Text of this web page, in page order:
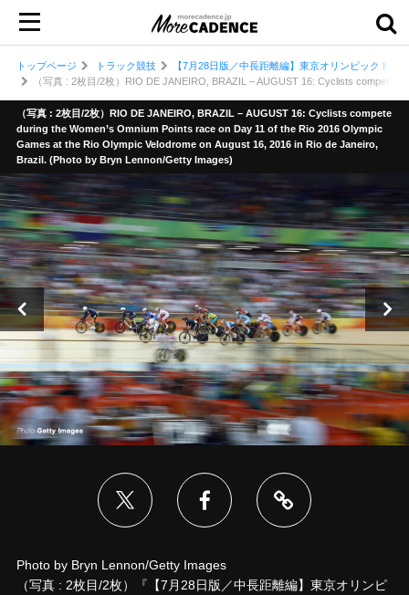
トップページ トラック競技
【7月28日版／中長距離編】東京オリンピックトラ
（写真 : 2枚目/2枚）RIO DE JANEIRO, BRAZIL – AUGUST 16: Cyclists compete
（写真 : 2枚目/2枚）RIO DE JANEIRO, BRAZIL – AUGUST 16: Cyclists compete
during the Women’s Omnium Points race on Day 11 of the Rio 2016 Olympic
Games at the Rio Olympic Velodrome on August 16, 2016 in Rio de Janeiro,
Brazil. (Photo by Bryn Lennon/Getty Images)
Photo by Bryn Lennon/Getty Images
（写真 : 2枚目/2枚）『【7月28日版／中長距離編】東京オリンピ